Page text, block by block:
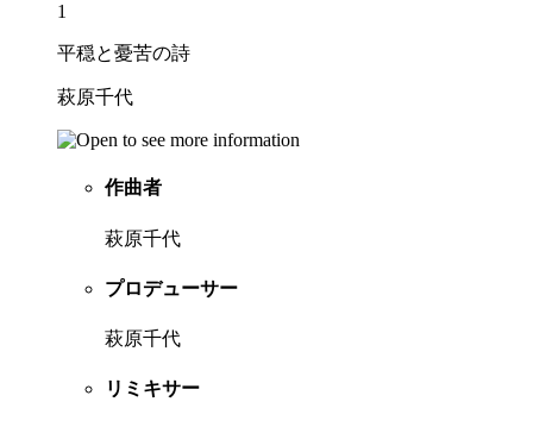
1
平穏と憂苦の詩
萩原千代
作曲者
萩原千代
プロデューサー
萩原千代
リミキサー